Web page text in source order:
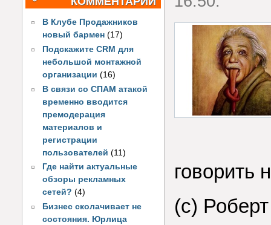
В Клубе Продажников
новый бармен (17)
Подскажите CRM для
небольшой монтажной
организации (16)
В связи со СПАМ атакой
временно вводится
премодерация
материалов и
регистрации
пользователей(11)
Где найти актуальные
обзоры рекламных
сетей? (4)
Бизнес сколачивает не
состояния. Юрлица
говорить
(с)